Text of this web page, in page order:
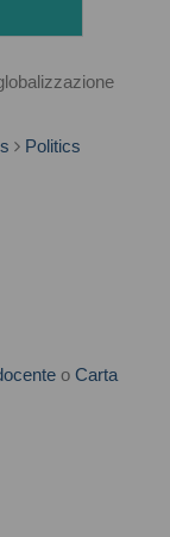
Politics
o Carta